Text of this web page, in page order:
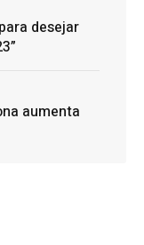
desejar
aumenta